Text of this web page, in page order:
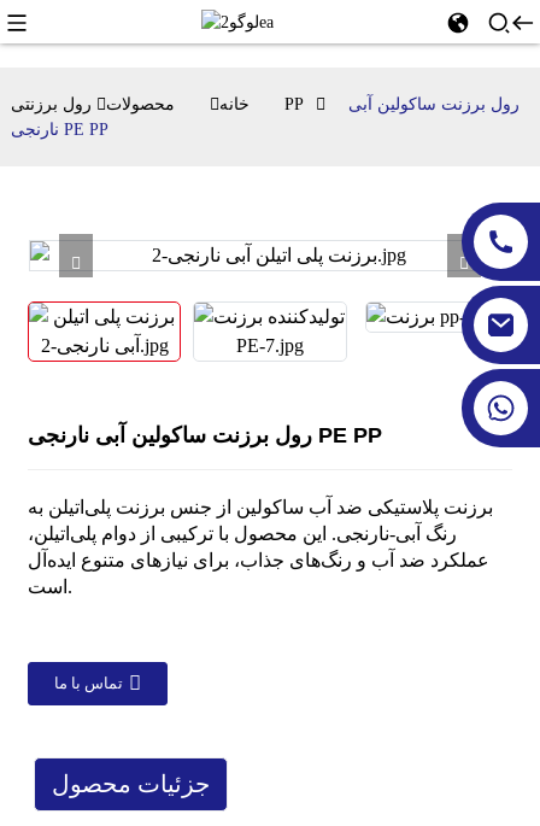
خانه محصولات رول برزنتی PP
رول برزنت ساکولین آبی
نارنجی PE PP
رول برزنت ساکولین آبی نارنجی PE PP
برزنت پلاستیکی ضد آب ساکولین از جنس برزنت پلی‌اتیلن به
رنگ آبی-نارنجی. این محصول با ترکیبی از دوام پلی‌اتیلن،
عملکرد ضد آب و رنگ‌های جذاب، برای نیازهای متنوع ایده‌آل
است.
تماس با ما
جزئیات محصول